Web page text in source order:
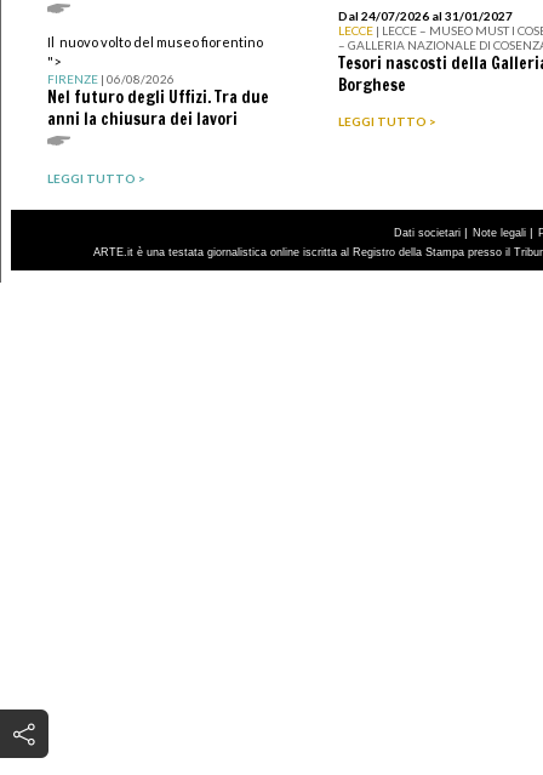
Il nuovo volto del museo fiorentino
">
FIRENZE| 06/08/2026
Nel futuro degli Uffizi. Tra due
anni la chiusura dei lavori
LEGGI TUTTO >
Dal 24/07/2026 al 31/01/2027
LECCE | LECCE – MUSEO MUST I
– GALLERIA NAZIONALE DI
Tesori nascosti della
Borghese
LEGGI TUTTO >
Dati societari | Note legali |
ARTE.it è una testata giornalistica online iscritta al Registro della Stampa presso il